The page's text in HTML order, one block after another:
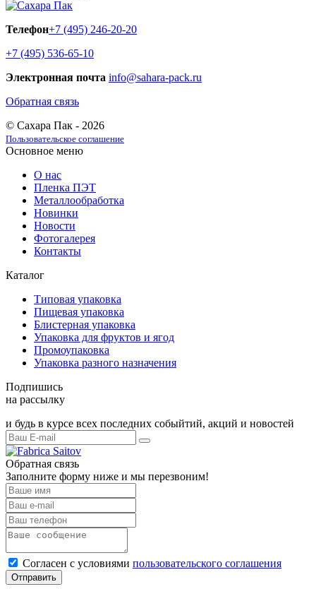
Телефон+7 (495) 246-20-20
+7 (495) 536-65-10
Электронная почта info@sahara-pack.ru
Обратная связь
© Сахара Пак - 2026
Пользовательское соглашение
Основное меню
О нас
Пленка ПЭТ
Металлообработка
Новинки
Новости
Фотогалерея
Контакты
Каталог
Типовая упаковка
Пищевая упаковка
Блистерная упаковка
Упаковка для фруктов и ягод
Промоупаковка
Упаковка разного назначения
Подпишись
на рассылку
и будь в курсе всех последних собыйтий, акций и новостей
Обратная связь
Заполните форму ниже и мы перезвоним!
Согласен с условиями пользовательского соглашения